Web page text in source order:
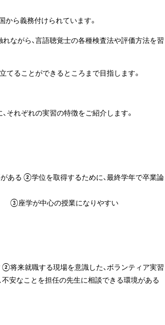
から義務付けられています。
ながら、言語聴覚士の各種検査法や評価方法を習
てることができるところまで目指します。
それぞれの実習の特徴をご紹介します。
ある ②学位を取得するために、最終学年で卒業論
究発表がある
なりやすい
将来就職する現場を意識した、ボランティア実習
安なことを担任の先生に相談できる環境がある